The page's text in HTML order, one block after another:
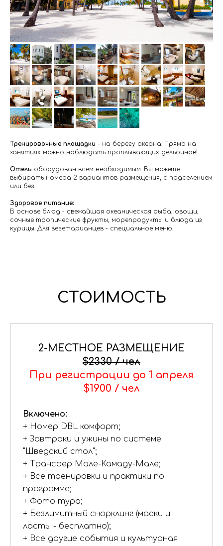
Тренировочные площадки - на берегу океана. Прямо на
занятиях можно наблюдать проплывающих дельфинов!
Отель оборудован всем необходимым. Вы можете
выбирать номера 2 вариантов размещения, с подселением
или без.
Здоровое питание:
В основе блюд - свежайшая океаническая рыба, овощи,
сочные тропические фрукты, морепродукты и блюда из
курицы. Для вегетарианцев - специальное меню.
СТОИМОСТЬ
2-МЕСТНОЕ РАЗМЕЩЕНИЕ
$2330 / чел
При регистрации до 1 апреля
$1900 / чел
Включено:
+ Номер DBL комфорт;
+ Завтраки и ужины по системе
"Шведский стол";
+ Трансфер Мале-Камаду-Мале;
+ Все тренировки и практики по
программе;
+ Фото тура;
+ Безлимитный снорклинг (маски и
ласты - бесплатно);
+ Все другие события и культурная